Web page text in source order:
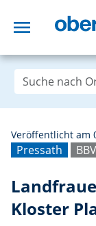
menu
Pressath
Veröffentlicht am
Kloster